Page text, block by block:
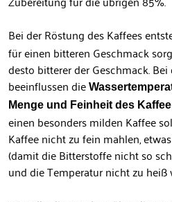
Bei der Röstung des Kaffees
für einen bitteren Geschmack
desto bitterer der Geschmack.
beeinflussen die
Menge und Feinheit des
einen besonders milden Kaffee
Kaffee nicht zu fein mahlen,
(damit die Bitterstoffe nicht so
und die Temperatur nicht zu heiß